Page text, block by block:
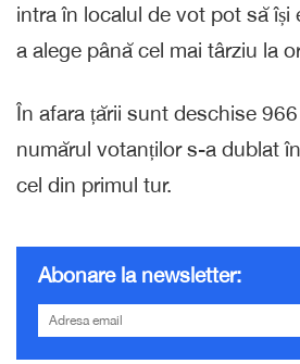
intra în localul de vot pot să își
a alege până cel mai târziu la
În afara țării sunt deschise
numărul votanților s-a dublat
cel din primul tur.
Abonare la newsletter: